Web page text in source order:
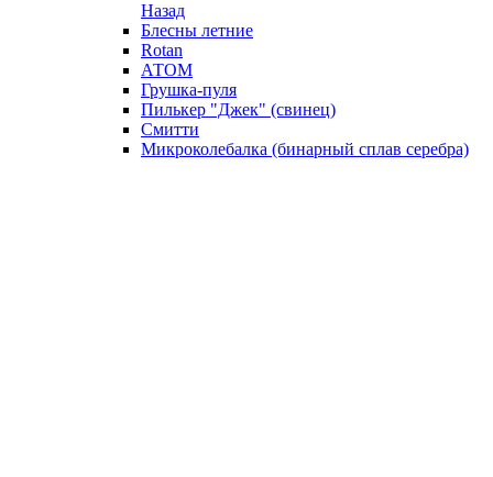
Назад
Блесны летние
Rotan
АТОМ
Грушка-пуля
Пилькер "Джек" (свинец)
Смитти
Микроколебалка (бинарный сплав серебра)